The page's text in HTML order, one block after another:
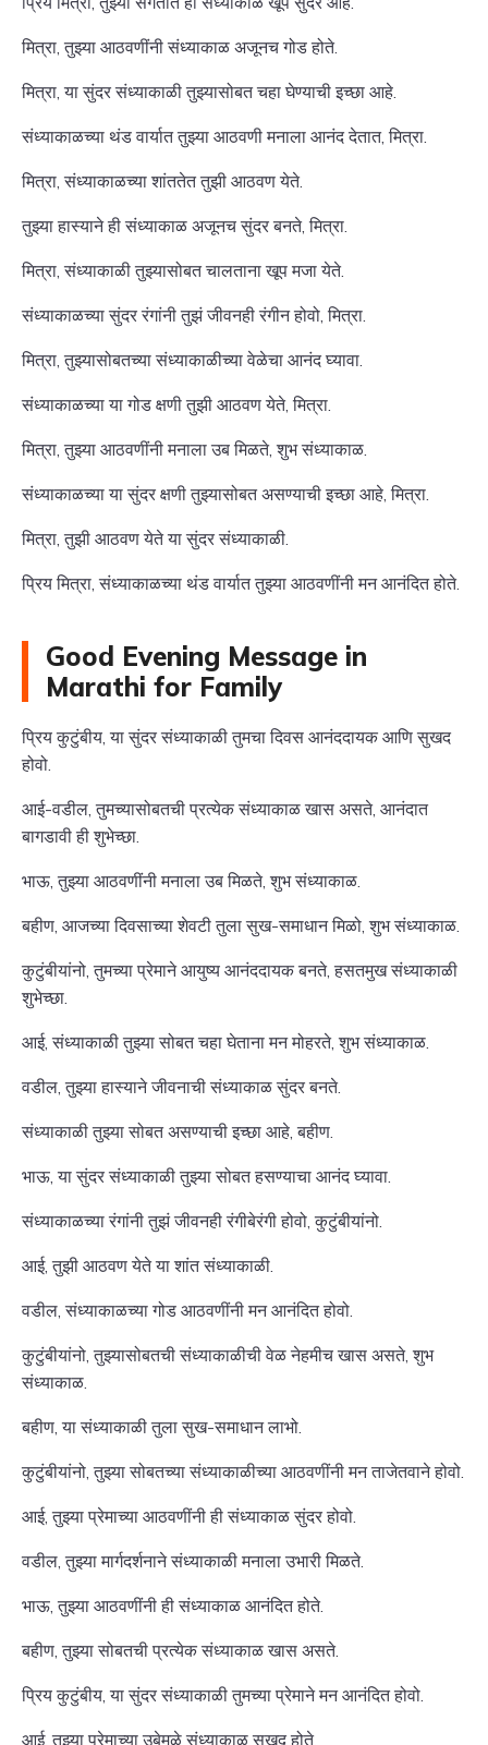
मित्रा, तुझ्या आठवणींनी संध्याकाळ अजूनच गोड होते.
मित्रा, या सुंदर संध्याकाळी तुझ्यासोबत चहा घेण्याची इच्छा आहे.
संध्याकाळच्या थंड वार्यात तुझ्या आठवणी मनाला आनंद देतात, मित्रा.
मित्रा, संध्याकाळच्या शांततेत तुझी आठवण येते.
तुझ्या हास्याने ही संध्याकाळ अजूनच सुंदर बनते, मित्रा.
मित्रा, संध्याकाळी तुझ्यासोबत चालताना खूप मजा येते.
संध्याकाळच्या सुंदर रंगांनी तुझं जीवनही रंगीन होवो, मित्रा.
मित्रा, तुझ्यासोबतच्या संध्याकाळीच्या वेळेचा आनंद घ्यावा.
संध्याकाळच्या या गोड क्षणी तुझी आठवण येते, मित्रा.
मित्रा, तुझ्या आठवणींनी मनाला उब मिळते, शुभ संध्याकाळ.
संध्याकाळच्या या सुंदर क्षणी तुझ्यासोबत असण्याची इच्छा आहे, मित्रा.
मित्रा, तुझी आठवण येते या सुंदर संध्याकाळी.
प्रिय मित्रा, संध्याकाळच्या थंड वार्यात तुझ्या आठवणींनी मन आनंदित होते.
Good Evening Message in
Marathi for Family
प्रिय कुटुंबीय, या सुंदर संध्याकाळी तुमचा दिवस आनंददायक आणि सुखद
होवो.
आई-वडील, तुमच्यासोबतची प्रत्येक संध्याकाळ खास असते, आनंदात
बागडावी ही शुभेच्छा.
भाऊ, तुझ्या आठवणींनी मनाला उब मिळते, शुभ संध्याकाळ.
बहीण, आजच्या दिवसाच्या शेवटी तुला सुख-समाधान मिळो, शुभ संध्याकाळ.
कुटुंबीयांनो, तुमच्या प्रेमाने आयुष्य आनंददायक बनते, हसतमुख संध्याकाळी
शुभेच्छा.
आई, संध्याकाळी तुझ्या सोबत चहा घेताना मन मोहरते, शुभ संध्याकाळ.
वडील, तुझ्या हास्याने जीवनाची संध्याकाळ सुंदर बनते.
संध्याकाळी तुझ्या सोबत असण्याची इच्छा आहे, बहीण.
भाऊ, या सुंदर संध्याकाळी तुझ्या सोबत हसण्याचा आनंद घ्यावा.
संध्याकाळच्या रंगांनी तुझं जीवनही रंगीबेरंगी होवो, कुटुंबीयांनो.
आई, तुझी आठवण येते या शांत संध्याकाळी.
वडील, संध्याकाळच्या गोड आठवणींनी मन आनंदित होवो.
कुटुंबीयांनो, तुझ्यासोबतची संध्याकाळीची वेळ नेहमीच खास असते, शुभ
संध्याकाळ.
बहीण, या संध्याकाळी तुला सुख-समाधान लाभो.
कुटुंबीयांनो, तुझ्या सोबतच्या संध्याकाळीच्या आठवणींनी मन ताजेतवाने होवो.
आई, तुझ्या प्रेमाच्या आठवणींनी ही संध्याकाळ सुंदर होवो.
वडील, तुझ्या मार्गदर्शनाने संध्याकाळी मनाला उभारी मिळते.
भाऊ, तुझ्या आठवणींनी ही संध्याकाळ आनंदित होते.
बहीण, तुझ्या सोबतची प्रत्येक संध्याकाळ खास असते.
प्रिय कुटुंबीय, या सुंदर संध्याकाळी तुमच्या प्रेमाने मन आनंदित होवो.
आई, तुझ्या प्रेमाच्या उबेमुळे संध्याकाळ सुखद होते.